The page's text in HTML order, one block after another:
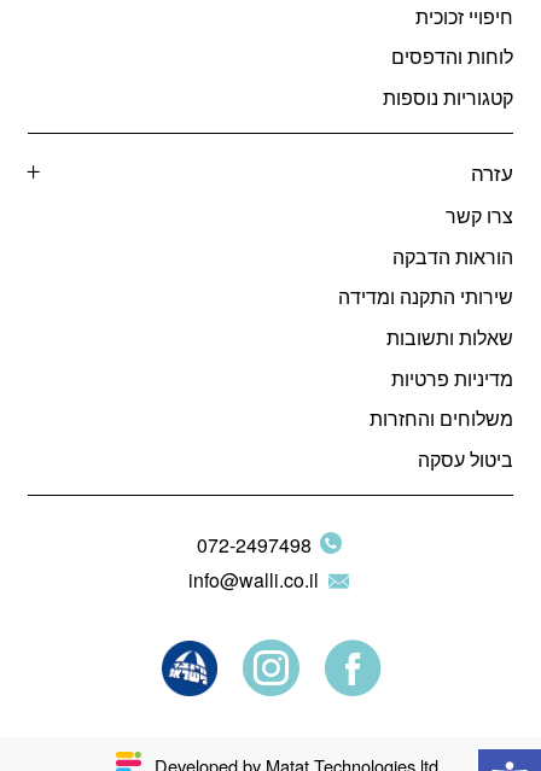
חיפויי זכוכית
לוחות והדפסים
קטגוריות נוספות
עזרה
צרו קשר
הוראות הדבקה
שירותי התקנה ומדידה
שאלות ותשובות
מדיניות פרטיות
משלוחים והחזרות
ביטול עסקה
072-2497498
info@walli.co.il
פתח סרגל נגישות